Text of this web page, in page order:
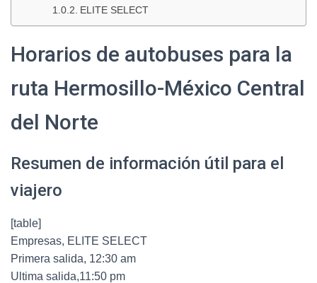
ELITE SELECT
Horarios de autobuses para la
ruta Hermosillo-México Central
del Norte
Resumen de información útil para el
viajero
[table]
Empresas, ELITE SELECT
Primera salida, 12:30 am
Ultima salida,11:50 pm